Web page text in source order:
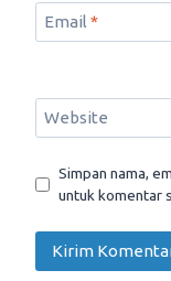
Email*
Website
Simpan nama,
untuk komentar